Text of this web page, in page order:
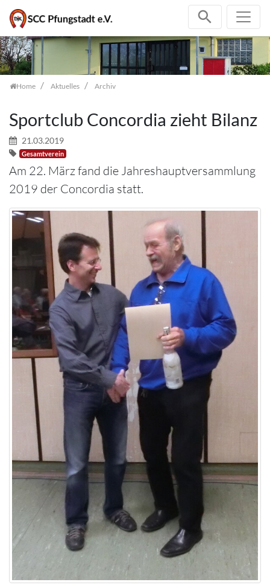
Zum Inhalt springen
Home Aktuelles Archiv
Sportclub Concordia zieht Bilanz
21.03.2019
Gesamtverein
Am 22. März fand die Jahreshauptversammlung
2019 der Concordia statt.